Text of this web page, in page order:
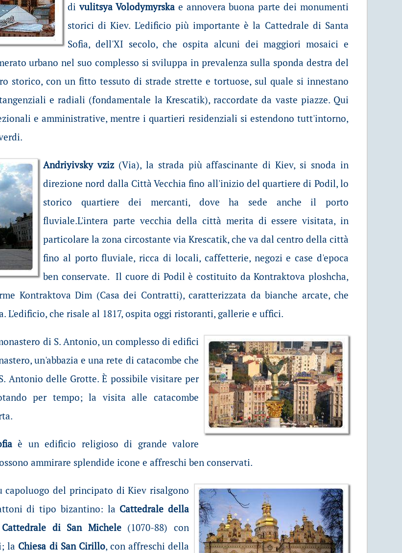
divulitsya Volodymyrskae annovera buona parte dei monumenti
storici di Kiev. L'edificio più importante è la Cattedrale di Santa
Sofia, dell'XI secolo, che ospita alcuni dei maggiori mosaici e
urbano nel suo complesso si sviluppa in prevalenza sulla sponda destra del
storico, con un fitto tessuto di strade strette e tortuose, sul quale si innestano
e radiali (fondamentale la Krescatik), raccordate da vaste piazze. Qui
e amministrative, mentre i quartieri residenziali si estendono tutt'intorno,
Andriyivsky vziz(Via), la strada più affascinante di Kiev, si snoda in
direzione nord dalla Città Vecchia fino all'inizio del quartiere di Podil, lo
storico quartiere dei mercanti, dove ha sede anche il porto
fluviale.L'intera parte vecchia della città merita di essere visitata, in
particolare la zona circostante via Krescatik, che va dal centro della città
fino al porto fluviale, ricca di locali, caffetterie, negozi e case d'epoca
ben conservate. Il cuore di Podil è costituito da Kontraktova ploshcha,
Kontraktova Dim (Casa dei Contratti), caratterizzata da bianche arcate, che
L'edificio, che risale al 1817, ospita oggi ristoranti, gallerie e uffici.
di S. Antonio, un complesso di edifici
un'abbazia e una rete di catacombe che
Antonio delle Grotte. È possibile visitare per
per tempo; la visita alle catacombe
è un edificio religioso di grande valore
ammirare splendide icone e affreschi ben conservati.
del principato di Kiev risalgono
di tipo bizantino: la Cattedrale della
Cattedrale di San Michele(1070-88) con
la Chiesa di San Cirillo, con affreschi della